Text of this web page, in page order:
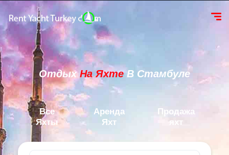
ОтдыхНа ЯхтеВ Стамбуле
Все
Яхты
Аренда
Яхт
Продажа
яхт